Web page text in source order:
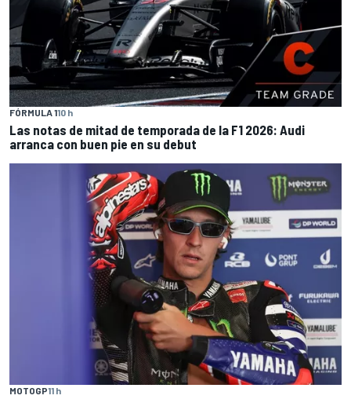
FÓRMULA 110 h
Las notas de mitad de temporada de la F1 2026: Audi
arranca con buen pie en su debut
MOTOGP11 h